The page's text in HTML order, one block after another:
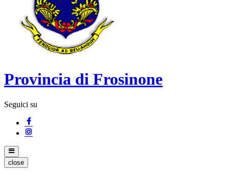
Provincia di Frosinone
Seguici su
close